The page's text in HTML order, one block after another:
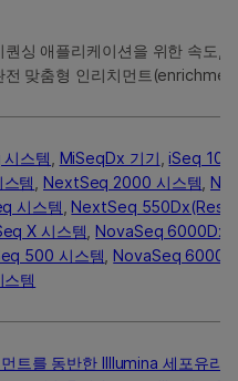
퀀싱 애플리케이션을 위한 속도,
전 맞춤형 인리치먼트
스템 MiSeqDx 기기 ,iSeq 100
템 ,NextSeq 2000 시스템 ,
시스템 ,NextSeq
X 시스템 ,NovaSeq
500 시스템 ,NovaSeq 6000
템
트를 동반한 Illlumina 세포유리